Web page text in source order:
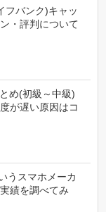
フバンク)キャッ
・評判について
め(初級～中級)
が遅い原因はコ
うスマホメーカ
績を調べてみ